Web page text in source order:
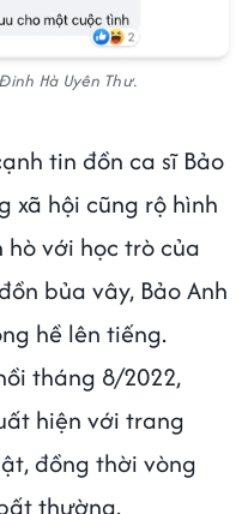
Hà Uyên Thư.
tin đồn ca sĩ Bảo
xã hội cũng rộ hình
với học trò của
bủa vây, Bảo Anh
hề lên tiếng.
tháng 8/2022,
hiện với trang
đồng thời vòng
thường.